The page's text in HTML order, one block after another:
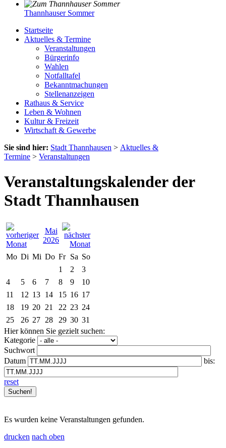
Thannhauser Sommer
Startseite
Aktuelles & Termine
Veranstaltungen
Bürgerinfo
Wahlen
Notfalltafel
Bekanntmachungen
Stellenanzeigen
Rathaus & Service
Leben & Wohnen
Kultur & Freizeit
Wirtschaft & Gewerbe
Sie sind hier: Stadt Thannhausen > Aktuelles &
Termine > Veranstaltungen
Veranstaltungskalender der
Stadt Thannhausen
Mai
2026
Mo Di Mi Do Fr Sa So
1
2
3
4
5 6 7 8 9
10
11
12 13 14 15 16 17
18
19 20 21 22 23 24
25
26 27 28 29 30 31
Hier können Sie gezielt suchen:
Kategorie
Suchwort
Datum
bis:
reset
Es wurden keine Veranstaltungen gefunden.
drucken nach oben